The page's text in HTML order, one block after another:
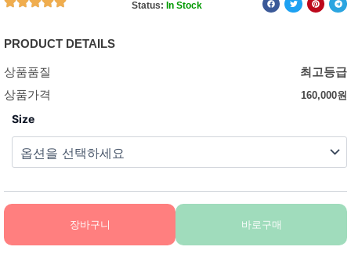
Status: In Stock
PRODUCT DETAILS
상품품질
최고등급
상품가격
160,000원
Size
장바구니 바로구매